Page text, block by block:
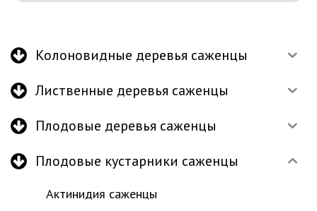
Колоновидные деревья саженцы
Лиственные деревья саженцы
Плодовые деревья саженцы
Плодовые кустарники саженцы
Актинидия саженцы